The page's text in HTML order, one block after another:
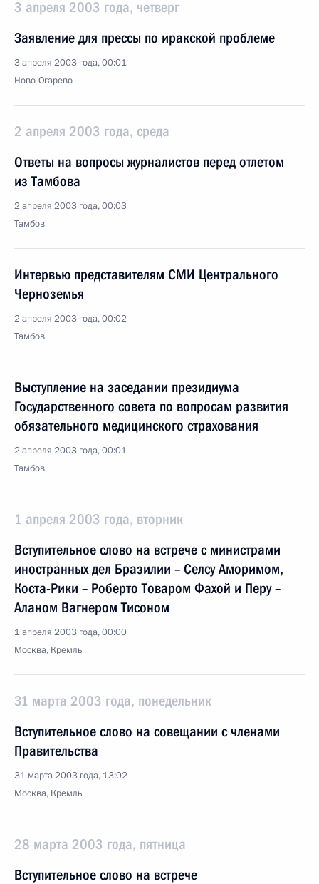
3 апреля 2003 года, четверг
Заявление для прессы по иракской проблеме
3 апреля 2003 года, 00:01
Ново-Огарево
2 апреля 2003 года, среда
Ответы на вопросы журналистов перед отлетом
из Тамбова
2 апреля 2003 года, 00:03
Тамбов
Интервью представителям СМИ Центрального
Черноземья
2 апреля 2003 года, 00:02
Тамбов
Выступление на заседании президиума
Государственного совета по вопросам развития
обязательного медицинского страхования
2 апреля 2003 года, 00:01
Тамбов
1 апреля 2003 года, вторник
Вступительное слово на встрече с министрами
иностранных дел Бразилии – Селсу Аморимом,
Коста-Рики – Роберто Товаром Фахой и Перу –
Аланом Вагнером Тисоном
1 апреля 2003 года, 00:00
Москва, Кремль
31 марта 2003 года, понедельник
Вступительное слово на совещании с членами
Правительства
31 марта 2003 года, 13:02
Москва, Кремль
28 марта 2003 года, пятница
Вступительное слово на встрече